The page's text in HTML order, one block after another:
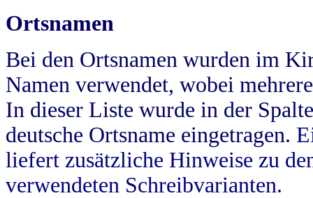
Ortsnamen
Bei den Ortsnamen wurden im
Namen verwendet, wobei
In dieser Liste wurde in der
deutsche Ortsname eingetragen.
liefert zusätzliche Hinweise zu
verwendeten Schreibvarianten.